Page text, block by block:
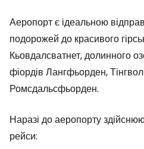
Аеропорт є ідеальною
подорожей до красивого
Кьовдалсватнет, долинного
фіордів Лангфьорден,
Ромсдальсфьорден.
Наразі до аеропорту
рейси: